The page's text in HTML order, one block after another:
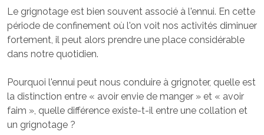
Le grignotage est bien souvent associé à l'ennui. En cette
période de confinement où l'on voit nos activités diminuer
fortement, il peut alors prendre une place considérable
dans notre quotidien.
Pourquoi l'ennui peut nous conduire à grignoter, quelle est
la distinction entre « avoir envie de manger » et « avoir
faim », quelle différence existe-t-il entre une collation et
un grignotage ?